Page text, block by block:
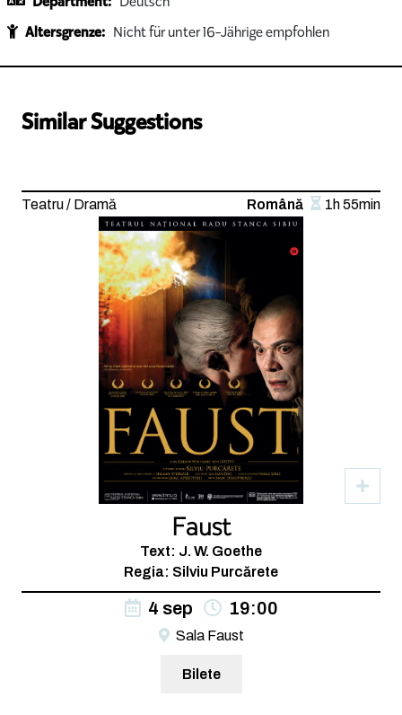
Altersgrenze: Nicht für unter 16-Jährige empfohlen
Similar Suggestions
Teatru / Dramă Română 1h 55min
Faust
Text: J. W. Goethe
Regia: Silviu Purcărete
4 sep 19:00
Sala Faust
Bilete